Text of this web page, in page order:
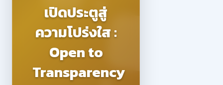
เปิดประตูสู่
ความโปร่งใส :
Open to
Transparency